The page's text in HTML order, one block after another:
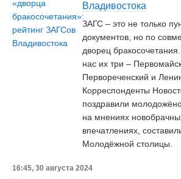
Владивостока
ЗАГС – это не только
документов, но по
дворец
нас их три –
Первореченский и
Корреспонденты
поздравили
на мнениях
впечатлениях,
Молодёжной столицы.
16:45, 30 августа 2024